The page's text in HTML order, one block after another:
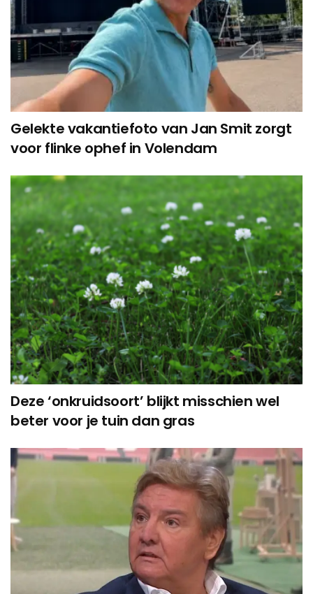
Gelekte vakantiefoto van Jan Smit zorgt
voor flinke ophef in Volendam
Deze ‘onkruidsoort’ blijkt misschien wel
beter voor je tuin dan gras